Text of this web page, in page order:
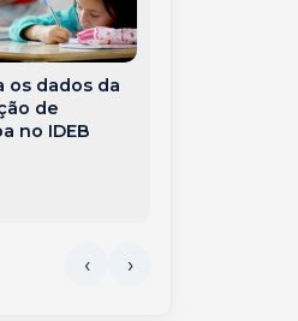
os dados da
de
no IDEB